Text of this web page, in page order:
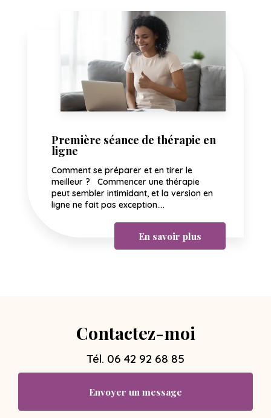
Première séance de thérapie en
ligne
Comment se préparer et en tirer le
meilleur ? Commencer une thérapie
peut sembler intimidant, et la version en
ligne ne fait pas exception....
En savoir plus
Contactez-moi
Tél. 06 42 92 68 85
Envoyer un message